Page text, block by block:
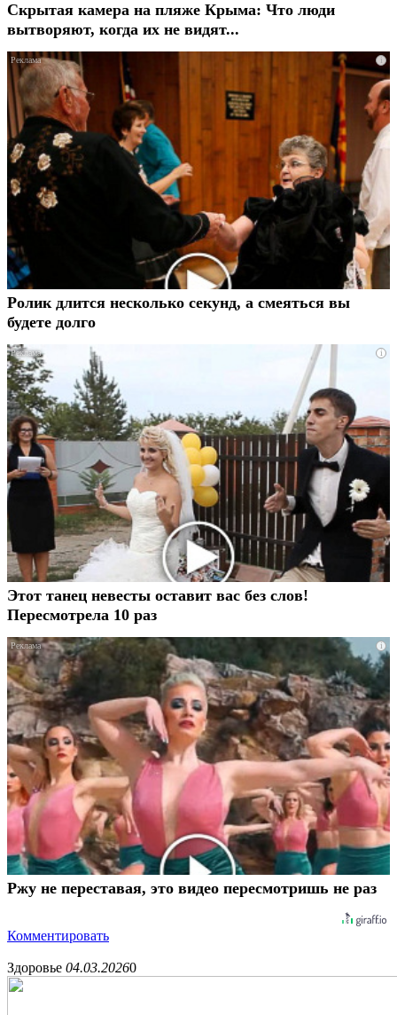
Скрытая камера на пляже Крыма: Что люди
вытворяют, когда их не видят...
i
Ролик длится несколько секунд, а смеяться вы
будете долго
i
Этот танец невесты оставит вас без слов!
Пересмотрела 10 раз
i
Ржу не переставая, это видео пересмотришь не раз
Комментировать
Здоровье 04.03.20260